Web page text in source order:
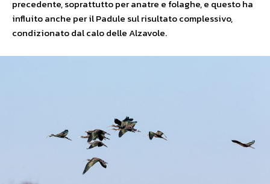
precedente, soprattutto per anatre e folaghe, e questo ha
influito anche per il Padule sul risultato complessivo,
condizionato dal calo delle Alzavole.